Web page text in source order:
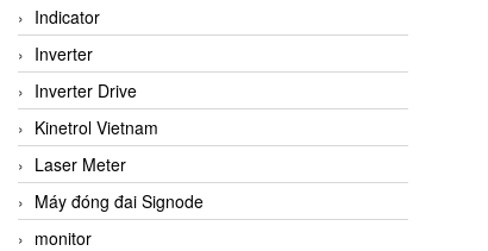
Indicator
Inverter
Inverter Drive
Kinetrol Vietnam
Laser Meter
Máy đóng đai Signode
monitor